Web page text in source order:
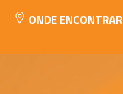
ONDE ENCONTRAR